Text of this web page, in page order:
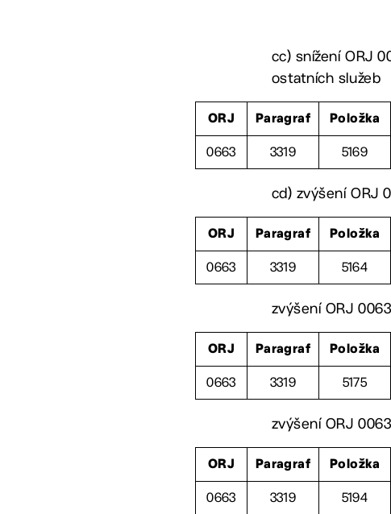
cc) snížení ORJ
ostatních služeb
ORJ Paragraf Položka
0663 3319 5169
cd) zvýšení ORJ
ORJ Paragraf Položka
0663 3319 5164
zvýšení ORJ
ORJ Paragraf Položka
0663 3319 5175
zvýšení ORJ
ORJ Paragraf Položka
0663 3319 5194